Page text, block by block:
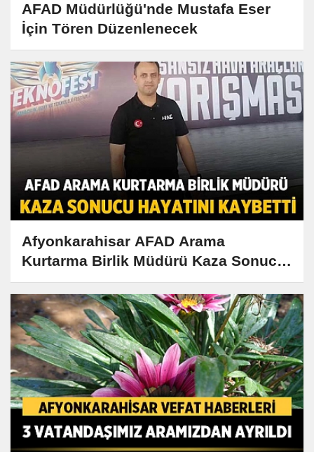
AFAD Müdürlüğü'nde Mustafa Eser
İçin Tören Düzenlenecek
Afyonkarahisar AFAD Arama
Kurtarma Birlik Müdürü Kaza Sonucu
Hayatını Kaybetti